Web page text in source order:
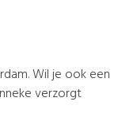
Wil je ook een
verzorgt